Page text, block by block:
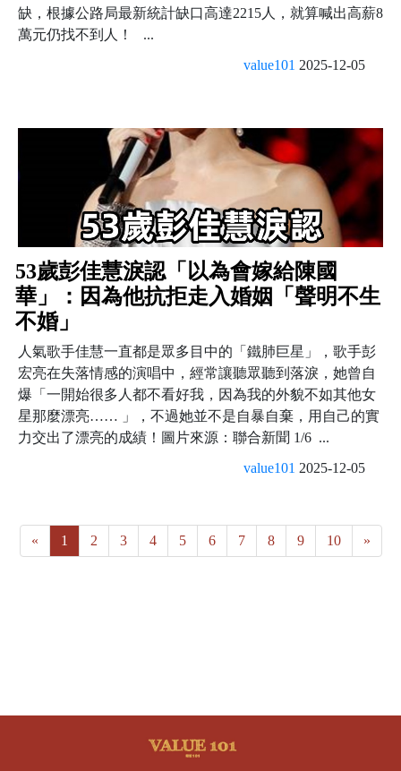
缺，根據公路局最新統計缺口高達2215人，就算喊出高薪8
萬元仍找不到人！ ...
value101 2025-12-05
53歲彭佳慧淚認「以為會嫁給陳國
華」：因為他抗拒走入婚姻「聲明不生
不婚」
人氣歌手佳慧一直都是眾多目中的「鐵肺巨星」，歌手彭
宏亮在失落情感的演唱中，經常讓聽眾聽到落淚，她曾自
爆「一開始很多人都不看好我，因為我的外貌不如其他女
星那麼漂亮…… 」，不過她並不是自暴自棄，用自己的實
力交出了漂亮的成績！圖片來源：聯合新聞 1/6 ...
value101 2025-12-05
« 1 2 3 4 5 6 7 8 9 10 »